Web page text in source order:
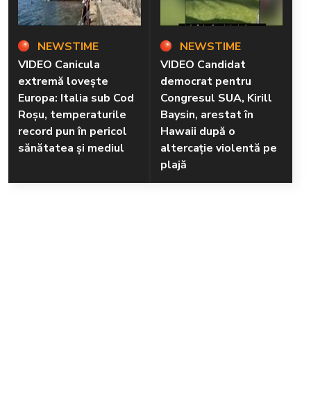
NEWSTIME
VIDEO Canicula
extremă lovește
Europa: Italia sub Cod
Roșu, temperaturile
record pun în pericol
sănătatea și mediul
NEWSTIME
VIDEO Candidat
democrat pentru
Congresul SUA, Kirill
Baysin, arestat în
Hawaii după o
altercație violentă pe
plajă